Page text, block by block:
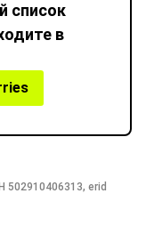
список
в
erid